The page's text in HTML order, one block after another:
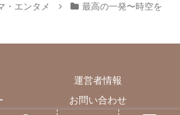
・エンタメ
最高の一発〜時空を
運営者情報
お問い合わせ